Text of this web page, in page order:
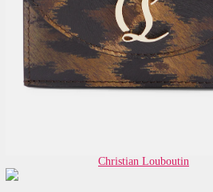
Christian Louboutin